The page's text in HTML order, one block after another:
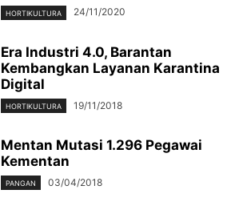
HORTIKULTURA 24/11/2020
Era Industri 4.0, Barantan
Kembangkan Layanan Karantina
Digital
HORTIKULTURA 19/11/2018
Mentan Mutasi 1.296 Pegawai
Kementan
PANGAN 03/04/2018